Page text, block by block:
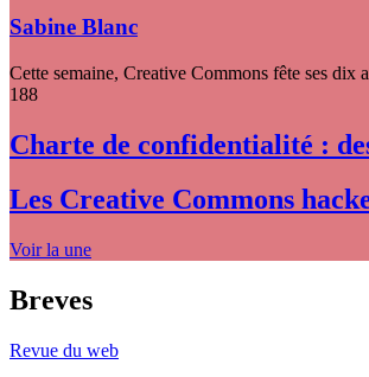
Sabine Blanc
Cette semaine, Creative Commons fête ses
188
Charte de confidentialité :
Les Creative Commons
Voir la une
Breves
Revue du web